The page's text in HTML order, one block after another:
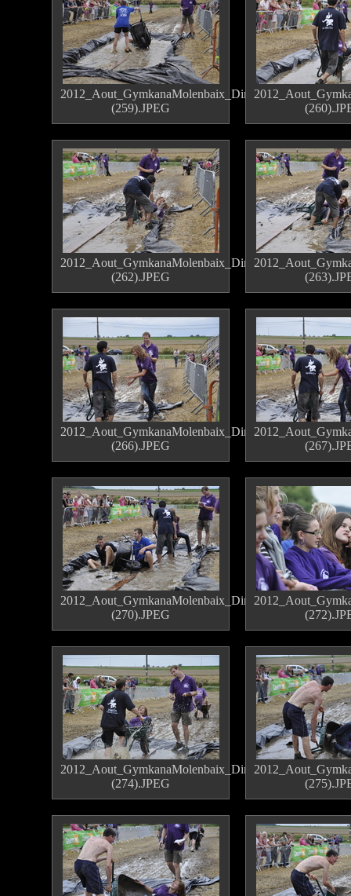
2012_Aout_GymkanaMolenbaix_Dimanche
(259).JPEG
2012_Aout_GymkanaMolenbaix_Dimanche
(262).JPEG
2012_Aout_GymkanaMolenbaix_Dimanche
(266).JPEG
2012_Aout_GymkanaMolenbaix_Dimanche
(270).JPEG
2012_Aout_GymkanaMolenbaix_Dimanche
(274).JPEG